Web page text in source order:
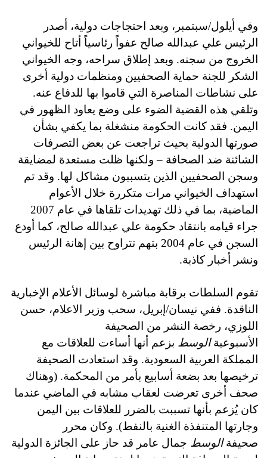
وفي أيلول/سبتمبر، وبعد احتجاجات دولية، أصدر
الرئيس علي عبدالله صالح عفواً رئاسياً أتاح للخيواني
الخروج من سجنه. وبعد إطلاق سراحه، وجه الخيواني
الشكر للجنة حماية الصحفيين ومنظمات دولية أخرى
على نشاطات المناصرة التي قاموا بها للدفاع عنه.
وتلقي هذه القضية الضوء على وضع يعاود الظهور في
اليمن. فقد كانت الحكومة منشغلة بما يكفي بشأن
صورتها الدولية بحيث تراجعت عن بعض التصرفات
الشائنة ضد الصحافة – ولكنها ظلت مستعدة لمضايقة
وسجن الصحفيين الذين يتسببون مشاكل لها. وقد تم
استهداف الخيواني مرات متكررة خلال الأعوام
الماضية، بما في ذلك تهديدات تلقاها في عام 2007
جراء قيامه بانتقاد حكومة علي عبدالله صالح، كما أودع
السجن في عام 2004 بتهم تتراوح بين إهانة الرئيس
ونشر أخبار كاذبة.
تقوم السلطات برقابة مباشرة لوسائل الأعلام الإخبارية
الناقدة. ففي نيسان/إبريل، سحب وزير الاعلام، حسن
اللوزي، رخصة النشر من الصحيفة
الأسبوعيةالوسط بزعم أنها أساءت للعلاقات مع
المملكة العربية السعودية. وقد استعادت الصحيفة
ترخيصها بعد بضعة أسابيع بأمر من المحكمة. (وهناك
صحف أخرى تعرضت لعقاب مشابه في الماضي عندما
كان يُزعم بأنها تسببت بالضرر للعلاقات بين اليمن
وجارتها المتنفذة الغنية بالنفط). وكان محرر
صحيفةالوسط جمال عامر قد حاز على الجائزة الدولية